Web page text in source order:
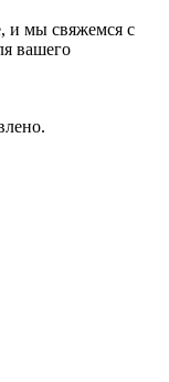
и мы свяжемся с
вашего